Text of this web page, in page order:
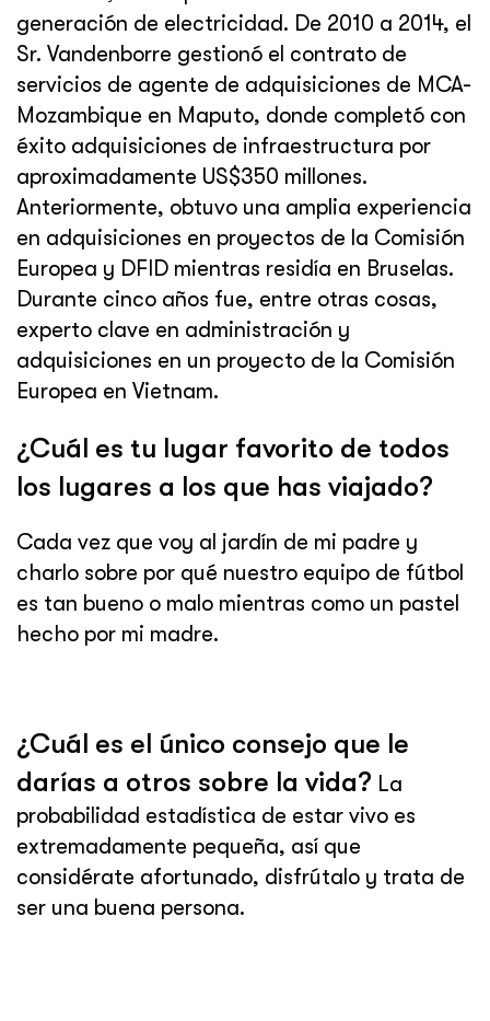
generación de electricidad. De 2010 a 2014, el
Sr. Vandenborre gestionó el contrato de
servicios de agente de adquisiciones de MCA-
Mozambique en Maputo, donde completó con
éxito adquisiciones de infraestructura por
aproximadamente US$350 millones.
Anteriormente, obtuvo una amplia experiencia
en adquisiciones en proyectos de la Comisión
Europea y DFID mientras residía en Bruselas.
Durante cinco años fue, entre otras cosas,
experto clave en administración y
adquisiciones en un proyecto de la Comisión
Europea en Vietnam.
¿Cuál es tu lugar favorito de todos
los lugares a los que has viajado?
Cada vez que voy al jardín de mi padre y
charlo sobre por qué nuestro equipo de fútbol
es tan bueno o malo mientras como un pastel
hecho por mi madre.
¿Cuál es el único consejo que le
darías a otros sobre la vida? La
probabilidad estadística de estar vivo es
extremadamente pequeña, así que
considérate afortunado, disfrútalo y trata de
ser una buena persona.